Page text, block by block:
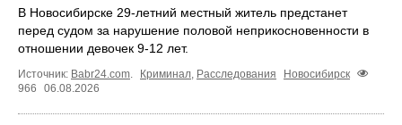
В Новосибирске 29-летний местный житель предстанет
перед судом за нарушение половой неприкосновенности в
отношении девочек 9-12 лет.
Источник: Babr24.com Криминал Расследования
Новосибирск
966
06.08.2026